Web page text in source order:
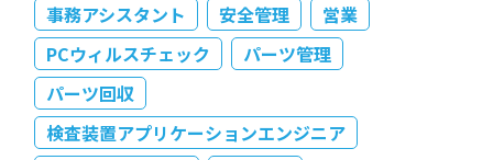
事務アシスタント
安全管理
営業
PCウィルスチェック
パーツ管理
パーツ回収
検査装置アプリケーションエンジニア